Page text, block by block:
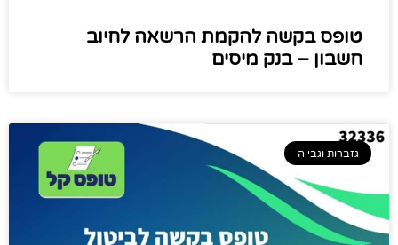
טופס בקשה להקמת הרשאה לחיוב
חשבון – בנק מיסים
גזברות וגבייה